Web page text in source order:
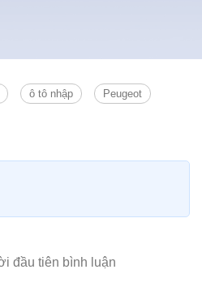
ô tô nhập Peugeot